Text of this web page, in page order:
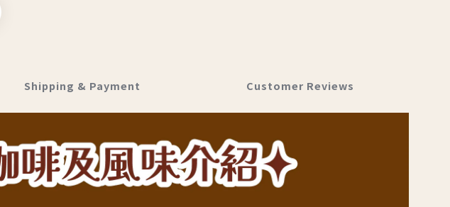
Shipping & Payment Customer Reviews